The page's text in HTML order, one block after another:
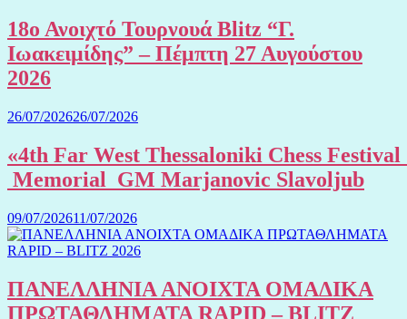
18ο Ανοιχτό Τουρνουά Blitz “Γ.
Ιωακειμίδης” – Πέμπτη 27 Αυγούστου
2026
26/07/202626/07/2026
«4th Far West Thessaloniki Chess Festival
Memorial GM Marjanovic Slavoljub
09/07/202611/07/2026
ΠΑΝΕΛΛΗΝΙΑ ΑΝΟΙΧΤΑ ΟΜΑΔΙΚΑ
ΠΡΩΤΑΘΛΗΜΑΤΑ RAPID – BLITZ